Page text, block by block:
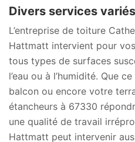
Divers services variés
L’entreprise de toiture
Hattmatt intervient pour
tous types de surfaces
l’eau ou à l’humidité. Que
balcon ou encore votre
étancheurs à 67330
une qualité de travail
Hattmatt peut intervenir